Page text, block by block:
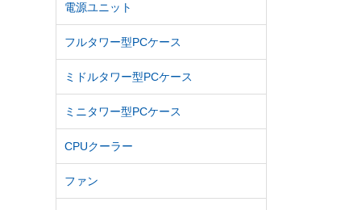
電源ユニット
フルタワー型PCケース
ミドルタワー型PCケース
ミニタワー型PCケース
CPUクーラー
ファン